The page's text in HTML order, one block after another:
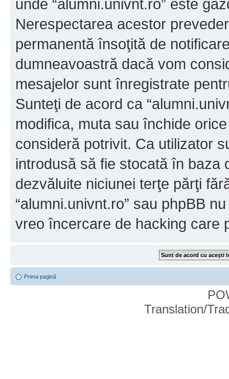
unde “alumni.univnt.ro” este
Nerespectarea acestor
permanentă însoţită de
dumneavoastră dacă vom
mesajelor sunt înregistrate
Sunteţi de acord ca
modifica, muta sau închide
consideră potrivit. Ca utilizator
introdusă să fie stocată în baza
dezvăluite niciunei terţe părţi
“alumni.univnt.ro” sau phpBB
vreo încercare de hacking care
Prima pagină
Translation/